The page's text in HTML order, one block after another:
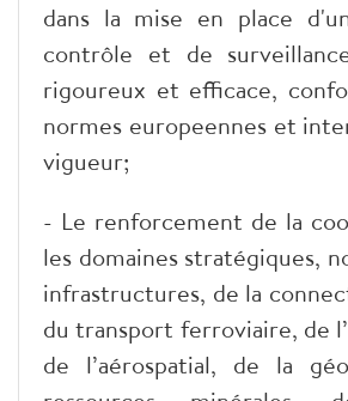
dans la mise en place
contrôle et de
rigoureux et efficace,
normes europeennes et
vigueur;
- Le renforcement de la
les domaines stratégiques,
infrastructures, de la
du transport ferroviaire, de
de l’aérospatial, de la